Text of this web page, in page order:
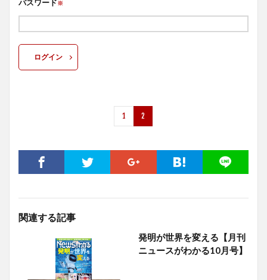
パスワード※
ログイン
1 2
関連する記事
発明が世界を変える【月刊
ニュースがわかる10月号】